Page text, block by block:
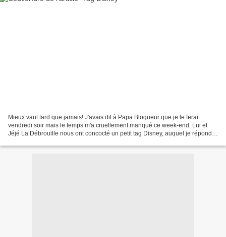
Mieux vaut tard que jamais! J'avais dit à Papa Blogueur que je le ferai
vendredi soir mais le temps m'a cruellement manqué ce week-end. Lui et
Jéjé La Débrouille nous ont concocté un petit tag Disney, auquel je réponds